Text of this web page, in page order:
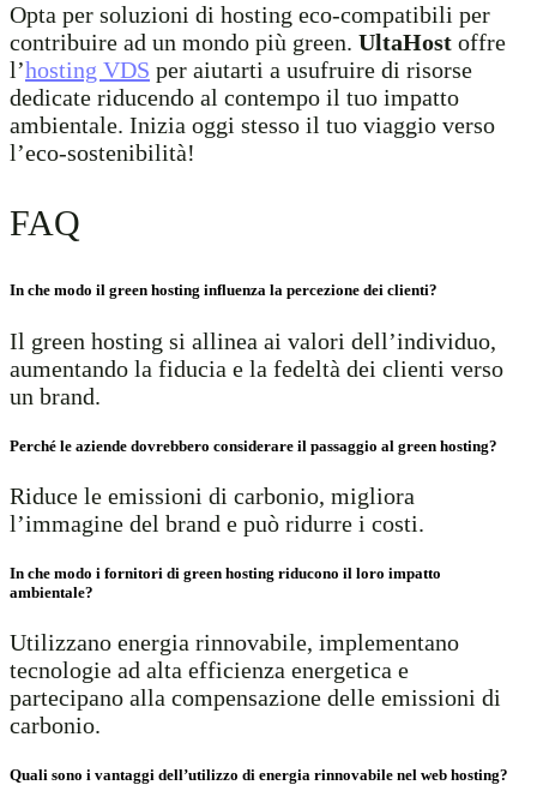
Opta per soluzioni di hosting eco-compatibili per
contribuire ad un mondo più green. UltaHost offre
l’hosting VDS per aiutarti a usufruire di risorse
dedicate riducendo al contempo il tuo impatto
ambientale. Inizia oggi stesso il tuo viaggio verso
l’eco-sostenibilità!
FAQ
In che modo il green hosting influenza la percezione dei clienti?
Il green hosting si allinea ai valori dell’individuo,
aumentando la fiducia e la fedeltà dei clienti verso
un brand.
Perché le aziende dovrebbero considerare il passaggio al green hosting?
Riduce le emissioni di carbonio, migliora
l’immagine del brand e può ridurre i costi.
In che modo i fornitori di green hosting riducono il loro impatto
ambientale?
Utilizzano energia rinnovabile, implementano
tecnologie ad alta efficienza energetica e
partecipano alla compensazione delle emissioni di
carbonio.
Quali sono i vantaggi dell’utilizzo di energia rinnovabile nel web hosting?